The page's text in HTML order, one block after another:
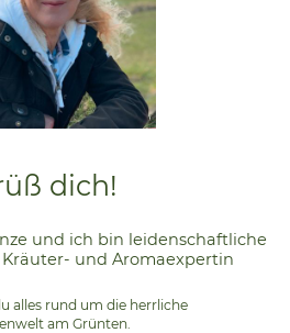
dich!
und ich bin leidenschaftliche
und Aromaexpertin
alles rund um die herrliche
am Grünten.